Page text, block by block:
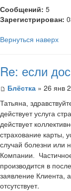
Сообщений: 5
Зарегистрирован:
Вернуться наверх
Re: если
Блёстка » 26 янв
Татьяна,
действует услуга
действует к
страхование карты,
случай болезни или
Компании.
производится в
заявление Клиента,
отсутствует.